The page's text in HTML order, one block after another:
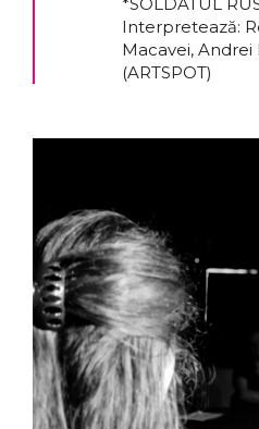
Interpretează:
Macavei,
(ARTSPOT)